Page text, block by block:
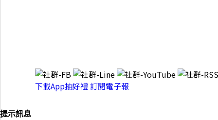
下載App抽好禮訂閱電子報
提示訊息